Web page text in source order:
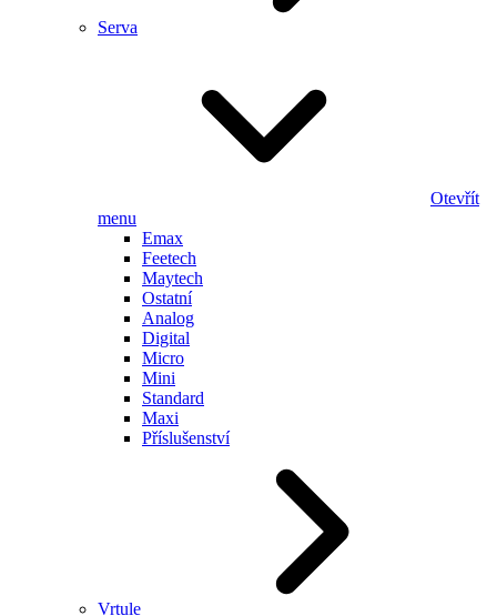
Serva
Otevřít
menu
Emax
Feetech
Maytech
Ostatní
Analog
Digital
Micro
Mini
Standard
Maxi
Příslušenství
Vrtule